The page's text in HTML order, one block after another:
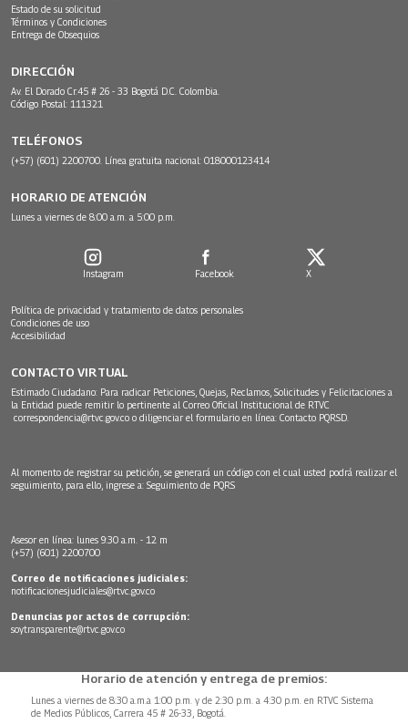
Estado de su solicitud
Términos y Condiciones
Entrega de Obsequios
DIRECCIÓN
Av. El Dorado Cr.45 # 26 - 33 Bogotá D.C. Colombia.
Código Postal: 111321
TELÉFONOS
(+57) (601) 2200700. Línea gratuita nacional: 018000123414
HORARIO DE ATENCIÓN
Lunes a viernes de 8:00 a.m. a 5:00 p.m.
Instagram Facebook X
Política de privacidad y tratamiento de datos personales
Condiciones de uso
Accesibilidad
CONTACTO VIRTUAL
Estimado Ciudadano: Para radicar Peticiones, Quejas, Reclamos, Solicitudes y Felicitaciones a
la Entidad puede remitir lo pertinente al Correo Oficial Institucional de RTVC
correspondencia@rtvc.gov.co o diligenciar el formulario en línea: Contacto PQRSD.
Al momento de registrar su petición, se generará un código con el cual usted podrá realizar el
seguimiento, para ello, ingrese a: Seguimiento de PQRS
Asesor en línea: lunes 9:30 a.m. - 12 m
(+57) (601) 2200700
Correo de notificaciones judiciales:
notificacionesjudiciales@rtvc.gov.co
Denuncias por actos de corrupción:
soytransparente@rtvc.gov.co
Horario de atención y entrega de premios:
Lunes a viernes de 8:30 a.m.a 1:00 p.m. y de 2:30 p.m. a 4:30 p.m. en RTVC Sistema
de Medios Públicos, Carrera 45 # 26-33, Bogotá.